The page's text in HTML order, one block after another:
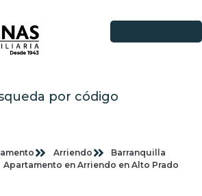
por código
Arriendo
Barranquilla
Apartamento en Arriendo en Alto Prado